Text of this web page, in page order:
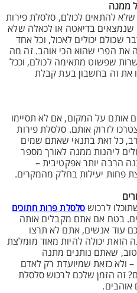
ממנה
להתאים לכולם, סלסלת פירות
שנמצאים בדיאטה או לכאלה שלא
שכולם יכולים לאכול, וכל אחד
את הפרי שהוא הכי אוהב. זה מה
שפשוט מתאימה לכולם, וככל
את זה בחשבון בעת קבלת
אותם על המקום, אם לא תסיימו
לזרוק אותם. סלסלת פירות
רב, כל זאת בתנאי שאתם שמים
ליהנות ממנה לאורך מספר
הרבה יותר אפקטיבית –
פחות יעילות בחלק מהמקרים.
לרכוש סלסלת פרות חתוכים
בטח אם אתם מקבלים אותה
עוד אנשים, אתם לא תרצו
הזאת יכולה להיות מאוד מומלצת
טוב, שאתם נותנים מתנה
ולא כזאת שמיועדת רק לאדם
זה הזמן שלכם לרכוש סלסלת
אוהבים.